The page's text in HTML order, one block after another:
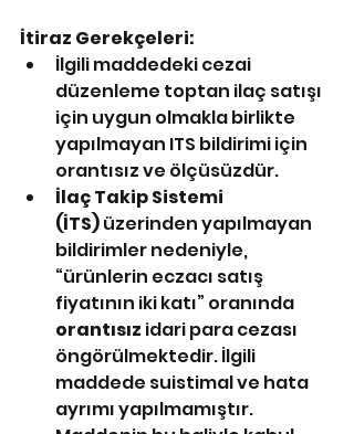
İtiraz Gerekçeleri:
İlgili maddedeki cezai
düzenleme toptan ilaç satışı
için uygun olmakla birlikte
yapılmayan ITS bildirimi için
orantısız ve ölçüsüzdür.
İlaç Takip Sistemi
(İTS) üzerinden yapılmayan
bildirimler nedeniyle,
“ürünlerin eczacı satış
fiyatının iki katı” oranında
orantısız idari para cezası
öngörülmektedir. İlgili
maddede suistimal ve hata
ayrımı yapılmamıştır.